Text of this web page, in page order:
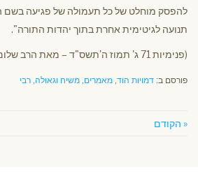
להפסק מוחלט של כל תעמולה של פגיעה בשם
תנועה לגיטימית אחרת בתוך יהדות התורה".
(פנימיות 71 ג' תמוז ה'תשס"ד – מאת הרב שלום דב בער וולפא)
פורסם ב: דמויות הוד, מאמרים, משיח וגאולה, רבי
« הקודם